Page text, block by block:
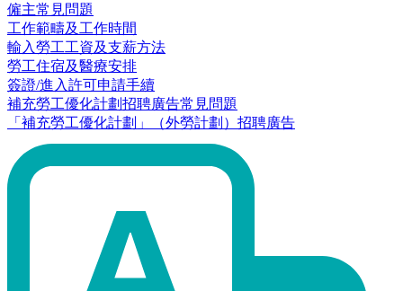
僱主常見問題
工作範疇及工作時間
輸入勞工工資及支薪方法
勞工住宿及醫療安排
簽證/進入許可申請手續
補充勞工優化計劃招聘廣告常見問題
「補充勞工優化計劃」（外勞計劃）招聘廣告